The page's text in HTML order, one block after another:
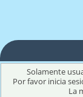
Solamente
Por favor inicia
La